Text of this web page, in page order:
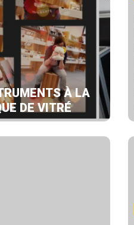
À LA
DE VITRÉ